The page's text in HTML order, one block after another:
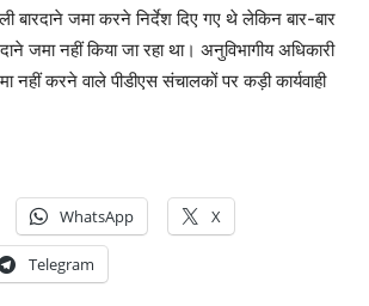
बारदाने जमा करने निर्देश दिए गए थे लेकिन बार-बार
जमा नहीं किया जा रहा था। अनुविभागीय अधिकारी
नहीं करने वाले पीडीएस संचालकों पर कड़ी कार्यवाही
WhatsApp X
Telegram